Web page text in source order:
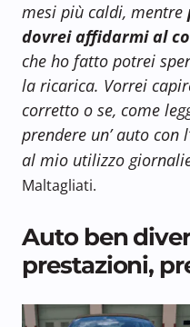
mesi più caldi, mentre
dovrei affidarmi al
che ho fatto potrei
la ricarica. Vorrei
corretto o se, come
prendere un’ auto
al mio utilizzo
Maltagliati.
Auto ben
prestazioni,